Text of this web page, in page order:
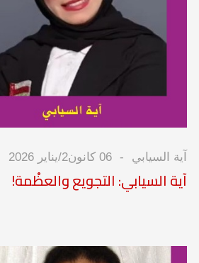
آية السيابي 06 كانون2/يناير 2026
آية السيابي: التجويع والعظْمة!